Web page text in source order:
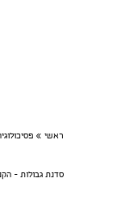
ראשי »
סדנת גבולות -